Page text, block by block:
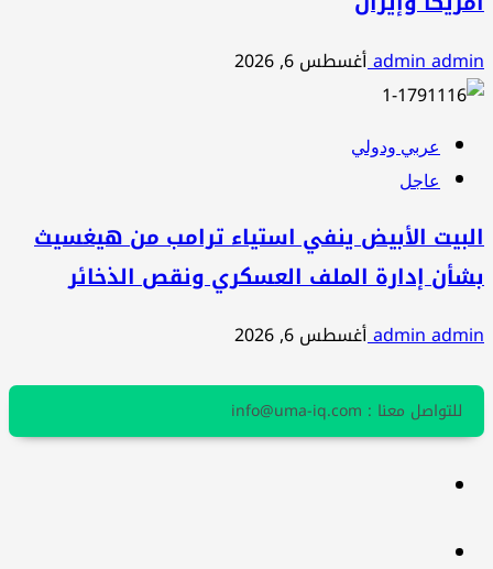
admin adminأغسطس 6, 2026
عربي ودولي
عاجل
البيت الأبيض ينفي استياء ترامب من هيغسيث
بشأن إدارة الملف العسكري ونقص الذخائر
admin adminأغسطس 6, 2026
للتواصل معنا : info@uma-iq.com